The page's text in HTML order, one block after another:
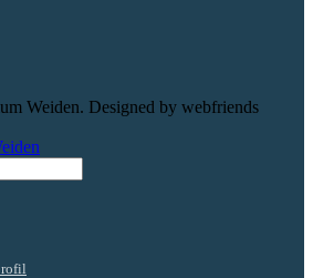
Weiden. Designed by webfriends